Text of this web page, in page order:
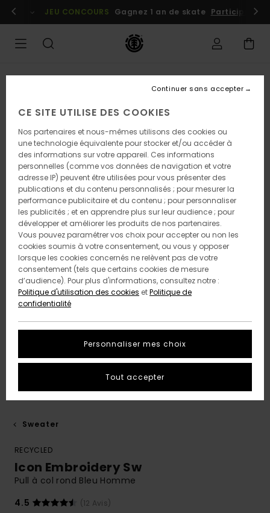
l'information
Se connecter / s'inscrire
JEU CONCOURS Gagnez 1 an de skate Participez
Sweater
RECYCLED
Icon Embroidery Sw
Pull à col rond Bleu Homme
4.5
(12 Avis)
CE SITE UTILISE DES COOKIES
Nos partenaires et nous-mêmes utilisons des cookies ou
une technologie équivalente pour stocker et/ou accéder à
des informations sur votre appareil. Ces informations
personnelles (comme vos données de navigation et votre
adresse IP) peuvent être utilisées pour vous présenter des
publications et du contenu personnalisés ; pour mesurer la
performance publicitaire et du contenu ; pour personnaliser
les publicités ; et en apprendre plus sur leur audience ; pour
développer et améliorer les produits de nos partenaires.
Vous pouvez paramétrer vos choix pour accepter ou non les
cookies soumis à votre consentement, ou vous y opposer
lorsque les cookies concernés ne relèvent pas de votre
consentement (tels que certains cookies de mesure
d’audience). Pour plus d'informations, consultez notre :
Politique d'utilisation des cookies etPolitique de
confidentialité
Personnaliser mes choix
Continuer sans accepter
Tout accepter